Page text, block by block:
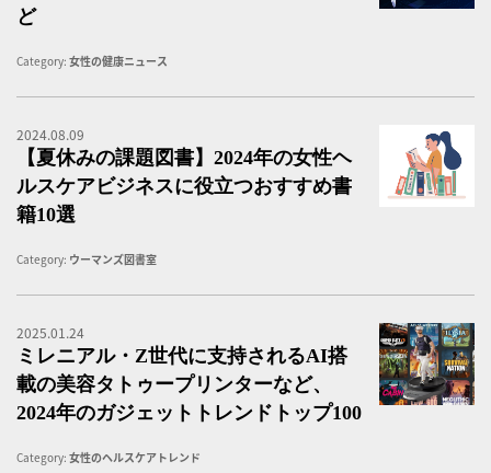
ど
Category: 女性の健康ニュース
2024.08.09
【夏休みの課題図書】2024年の女性ヘ
ルスケアビジネスに役立つおすすめ書
籍10選
Category: ウーマンズ図書室
2025.01.24
ミレニアル・Z世代に支持されるAI搭
載の美容タトゥープリンターなど、
2024年のガジェットトレンドトップ100
Category: 女性のヘルスケアトレンド